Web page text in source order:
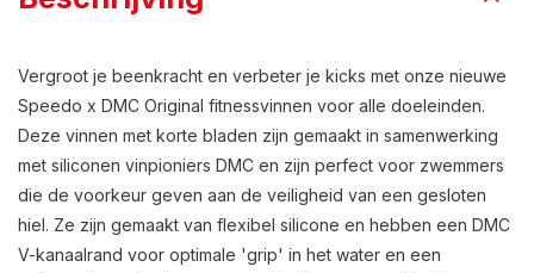
Vergroot je beenkracht en verbeter je kicks met onze nieuwe
Speedo x DMC Original fitnessvinnen voor alle doeleinden.
Deze vinnen met korte bladen zijn gemaakt in samenwerking
met siliconen vinpioniers DMC en zijn perfect voor zwemmers
die de voorkeur geven aan de veiligheid van een gesloten
hiel. Ze zijn gemaakt van flexibel silicone en hebben een DMC
V-kanaalrand voor optimale 'grip' in het water en een